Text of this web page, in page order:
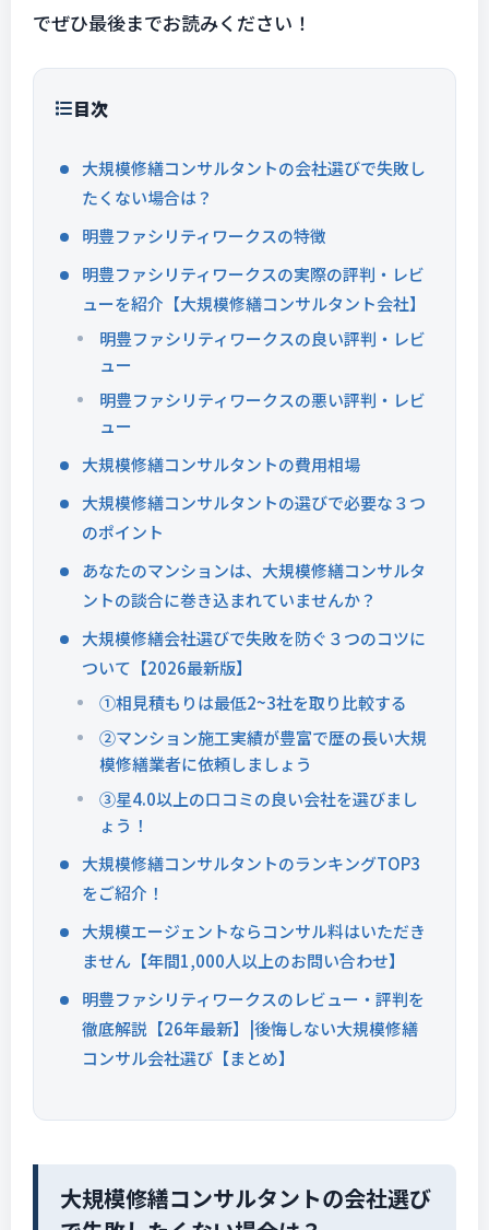
でぜひ最後までお読みください！
目次
大規模修繕コンサルタントの会社選びで失敗し
たくない場合は？
明豊ファシリティワークスの特徴
明豊ファシリティワークスの実際の評判・レビ
ューを紹介【大規模修繕コンサルタント会社】
明豊ファシリティワークスの良い評判・レビ
ュー
明豊ファシリティワークスの悪い評判・レビ
ュー
大規模修繕コンサルタントの費用相場
大規模修繕コンサルタントの選びで必要な３つ
のポイント
あなたのマンションは、大規模修繕コンサルタ
ントの談合に巻き込まれていませんか？
大規模修繕会社選びで失敗を防ぐ３つのコツに
ついて【2026最新版】
①相見積もりは最低2~3社を取り比較する
②マンション施工実績が豊富で歴の長い大規
模修繕業者に依頼しましょう
③星4.0以上の口コミの良い会社を選びまし
ょう！
大規模修繕コンサルタントのランキングTOP3
をご紹介！
大規模エージェントならコンサル料はいただき
ません【年間1,000人以上のお問い合わせ】
明豊ファシリティワークスのレビュー・評判を
徹底解説【26年最新】|後悔しない大規模修繕
コンサル会社選び【まとめ】
大規模修繕コンサルタントの会社選び